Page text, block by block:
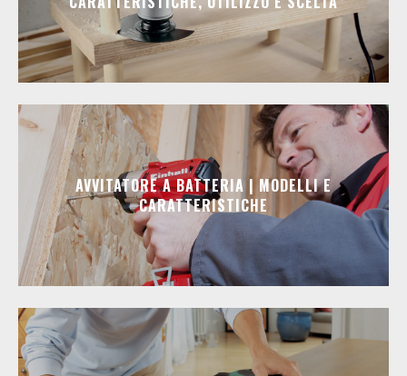
AVVITATORE A BATTERIA | MODELLI E
CARATTERISTICHE